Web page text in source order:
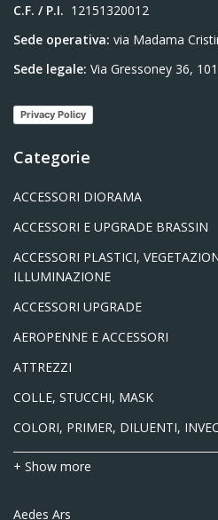
C.F. / P.I. 12151320012
Sede operativa: via Madama
Sede legale: Via Gressoney 36,
Privacy Policy
Categorie
ACCESSORI DIORAMA
ACCESSORI E UPGRADE BRASSIN
ACCESSORI PLASTICI,
ILLUMINAZIONE
ACCESSORI UPGRADE
AEROPENNE E ACCESSORI
ATTREZZI
COLLE, STUCCHI, MASK
COLORI, PRIMER, DILUENTI,
+ Show more
Aedes Ars